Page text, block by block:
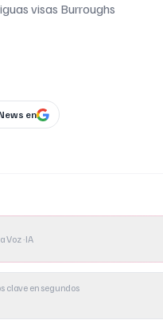
visas Burroughs
en
Voz · IA
clave en segundos